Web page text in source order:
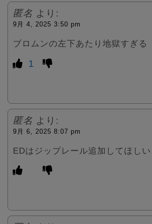
匿名 より:
9月 4, 2025 3:50 pm
ブロムンの左下あたり地獄すぎる
1
匿名 より:
9月 6, 2025 8:07 pm
EDはジップレール追加してほしい